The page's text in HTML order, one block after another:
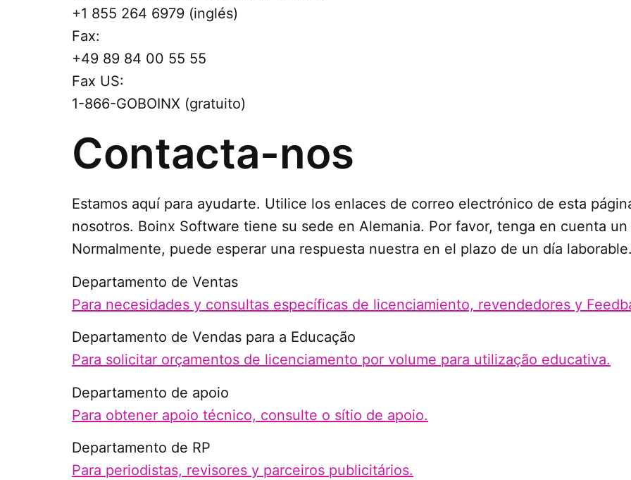
+1 855 264 6979 (inglés)
Fax:
+49 89 84 00 55 55
Fax US:
1-866-GOBOINX (gratuito)
Contacta-nos
Estamos aquí para ayudarte. Utilice los enlaces de correo electrónico de esta
nosotros. Boinx Software tiene su sede en Alemania. Por favor, tenga en cuenta
Normalmente, puede esperar una respuesta nuestra en el plazo de un día
Departamento de Ventas
Para necesidades y consultas específicas de licenciamiento, revendedores y
Departamento de Vendas para a Educação
Para solicitar orçamentos de licenciamento por volume para utilização educativa.
Departamento de apoio
Para obtener apoio técnico, consulte o sítio de apoio.
Departamento de RP
Para periodistas, revisores y parceiros publicitários.